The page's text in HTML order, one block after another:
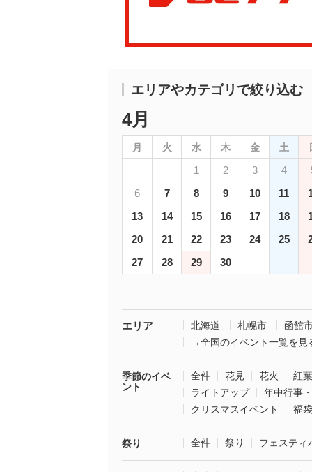
エリアやカテゴリで絞り込む
4月
月 火 水 木 金 土
1 2 3 4
6
7 8 9 10 11
13
14 15 16 17 18
20
21 22 23 24 25
27
28 29 30
エリア 北海道 札幌市
函館
→全国のイベント一覧を見
季節のイベ
ント
全件 花見 花火
紅葉
ライトアップ
年中行事
クリスマスイベント
福
祭り 全件 祭り フェスティ